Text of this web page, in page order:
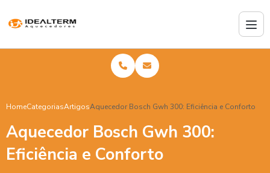
HomeCategoriasArtigosAquecedor Bosch Gwh 300: Eficiência e Conforto
Aquecedor Bosch Gwh 300:
Eficiência e Conforto